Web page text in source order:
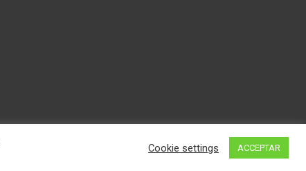
Cookie settings ACCEPTAR